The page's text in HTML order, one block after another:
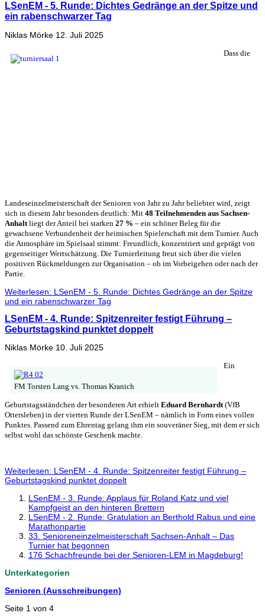
LSenEM - 5. Runde: Dichtes Gedränge an der Spitze und
ein rabenschwarzer Tag
Niklas Mörke 12. Juli 2025
Dass die
Landeseinzelmeisterschaft der Senioren von Jahr zu Jahr beliebter wird, zeigt
sich in diesem Jahr besonders deutlich: Mit 48 Teilnehmenden aus Sachsen-
Anhalt liegt der Anteil bei starken 27 % – ein schöner Beleg für die
gewachsene Verbundenheit der heimischen Spielerschaft mit dem Turnier. Auch
die Atmosphäre im Spielsaal stimmt: Freundlich, konzentriert und geprägt von
gegenseitiger Wertschätzung. Die Turnierleitung freut sich über die vielen
positiven Rückmeldungen zur Organisation – ob im Vorbeigehen oder nach der
Partie.
Weiterlesen: LSenEM - 5. Runde: Dichtes Gedränge an der Spitze
und ein rabenschwarzer Tag
LSenEM - 4. Runde: Spitzenreiter festigt Führung –
Geburtstagskind punktet doppelt
Niklas Mörke 10. Juli 2025
FM Torsten Lang vs. Thomas Kranich
Ein
Geburtstagsständchen der besonderen Art erhielt Eduard Bernhardt(VfB
Ottersleben) in der vierten Runde der LSenEM – nämlich in Form eines vollen
Punktes. Passend zum Ehrentag gelang ihm ein souveräner Sieg, mit dem er sich
selbst wohl das schönste Geschenk machte.
Weiterlesen: LSenEM - 4. Runde: Spitzenreiter festigt Führung –
Geburtstagskind punktet doppelt
LSenEM - 3. Runde: Applaus für Roland Katz und viel
Kampfgeist an den hinteren Brettern
LSenEM - 2. Runde: Gratulation an Berthold Rabus und eine
Marathonpartie
33. Senioreneinzelmeisterschaft Sachsen-Anhalt – Das
Turnier hat begonnen
176 Schachfreunde bei der Senioren-LEM in Magdeburg!
Unterkategorien
Senioren (Ausschreibungen)
Seite 1 von 4